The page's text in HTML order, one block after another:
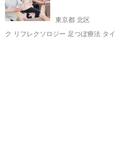
東京都 北区
ク リフレクソロジー 足つぼ療法 タイ